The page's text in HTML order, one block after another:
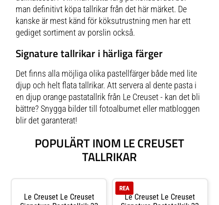
man definitivt köpa tallrikar från det här märket. De
kanske är mest känd för köksutrustning men har ett
gediget sortiment av porslin också.
Signature tallrikar i härliga färger
Det finns alla möjliga olika pastellfärger både med lite
djup och helt flata tallrikar. Att servera al dente pasta i
en djup orange pastatallrik från Le Creuset - kan det bli
bättre? Snygga bilder till fotoalbumet eller matbloggen
blir det garanterat!
POPULÄRT INOM LE CREUSET
TALLRIKAR
Le Creuset Le Creuset
Le Creuset Le Creuset
REA